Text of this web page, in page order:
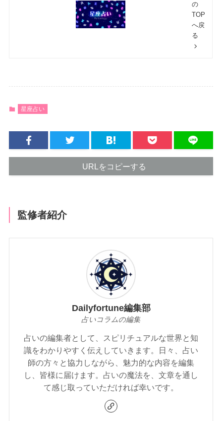
の
TOP
へ戻
る
星座占い
URLをコピーする
監修者紹介
Dailyfortune編集部
占いコラムの編集
占いの編集者として、スピリチュアルな世界と知
識をわかりやすく伝えしていきます。日々、占い
師の方々と協力しながら、魅力的な内容を編集
し、皆様に届けます。占いの魔法を、文章を通し
て感じ取っていただければ幸いです。